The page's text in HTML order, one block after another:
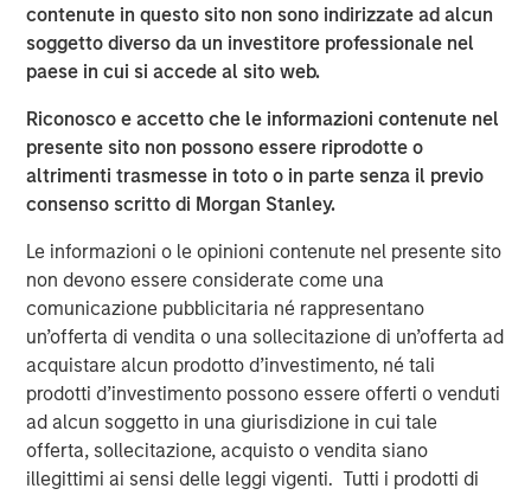
contenute in questo sito non sono indirizzate ad alcun
soggetto diverso da un investitore professionale nel
paese in cui si accede al sito web.
Riconosco e accetto che le informazioni contenute nel
presente sito non possono essere riprodotte o
altrimenti trasmesse in toto o in parte senza il previo
consenso scritto di Morgan Stanley.
Le informazioni o le opinioni contenute nel presente sito
non devono essere considerate come una
comunicazione pubblicitaria né rappresentano
un’offerta di vendita o una sollecitazione di un’offerta ad
acquistare alcun prodotto d’investimento, né tali
prodotti d’investimento possono essere offerti o venduti
ad alcun soggetto in una giurisdizione in cui tale
offerta, sollecitazione, acquisto o vendita siano
illegittimi ai sensi delle leggi vigenti. Tutti i prodotti di
ARTICOLO
AI in Active Fund Management: The State of
CONSILIENT OBSERVER
Opportunities and Expectations: The Present
Value of Growth Opportunities in Valuation
Approfondimenti in primo
piano